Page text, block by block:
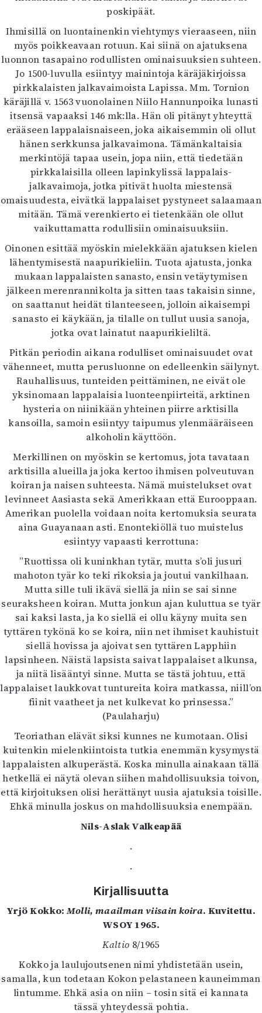
poskipäät.
Ihmisillä on luontainenkin viehtymys vieraaseen, niin
myös poikkeavaan rotuun. Kai siinä on ajatuksena
luonnon tasapaino rodullisten ominaisuuksien suhteen.
Jo 1500-luvulla esiintyy mainintoja käräjäkirjoissa
pirkkalaisten jalkavaimoista Lapissa. Mm. Tornion
käräjillä v. 1563 vuonolainen Niilo Hannunpoika lunasti
itsensä vapaaksi 146 mk:lla. Hän oli pitänyt yhteyttä
erääseen lappalaisnaiseen, joka aikaisemmin oli ollut
hänen serkkunsa jalkavaimona. Tämänkaltaisia
merkintöjä tapaa usein, jopa niin, että tiedetään
pirkkalaisilla olleen lapinkylissä lappalais-
jalkavaimoja, jotka pitivät huolta miestensä
omaisuudesta, eivätkä lappalaiset pystyneet salaamaan
mitään. Tämä verenkierto ei tietenkään ole ollut
vaikuttamatta rodullisiin ominaisuuksiin.
Oinonen esittää myöskin mielekkään ajatuksen kielen
lähentymisestä naapurikieliin. Tuota ajatusta, jonka
mukaan lappalaisten sanasto, ensin vetäytymisen
jälkeen merenrannikolta ja sitten taas takaisin sinne,
on saattanut heidät tilanteeseen, jolloin aikaisempi
sanasto ei käykään, ja tilalle on tullut uusia sanoja,
jotka ovat lainatut naapurikieliltä.
Pitkän periodin aikana rodulliset ominaisuudet ovat
vähenneet, mutta perusluonne on edelleenkin säilynyt.
Rauhallisuus, tunteiden peittäminen, ne eivät ole
yksinomaan lappalaisia luonteenpiirteitä, arktinen
hysteria on niinikään yhteinen piirre arktisilla
kansoilla, samoin esiintyy taipumus ylenmääräiseen
alkoholin käyttöön.
Merkillinen on myöskin se kertomus, jota tavataan
arktisilla alueilla ja joka kertoo ihmisen polveutuvan
koiran ja naisen suhteesta. Nämä muistelukset ovat
levinneet Aasiasta sekä Amerikkaan että Eurooppaan.
Amerikan puolella voidaan noita kertomuksia seurata
aina Guayanaan asti. Enontekiöllä tuo muistelus
esiintyy vapaasti kerrottuna:
”Ruottissa oli kuninkhan tytär, mutta s’oli jusuri
mahoton tyär ko teki rikoksia ja joutui vankilhaan.
Mutta sille tuli ikävä siellä ja niin se sai sinne
seuraksheen koiran. Mutta jonkun ajan kuluttua se tyär
sai kaksi lasta, ja ko siellä ei ollu käyny muita sen
tyttären tykönä ko se koira, niin net ihmiset kauhistuit
siellä hovissa ja ajoivat sen tyttären Lapphiin
lapsinheen. Näistä lapsista saivat lappalaiset alkunsa,
ja niitä lisääntyi sinne. Mutta se tästä johtuu, että
lappalaiset laukkovat tuntureita koira matkassa, niill’on
fiinit vaatheet ja net kulkevat ko prinsessa.”
(Paulaharju)
Teoriathan elävät siksi kunnes ne kumotaan. Olisi
kuitenkin mielenkiintoista tutkia enemmän kysymystä
lappalaisten alkuperästä. Koska minulla ainakaan tällä
hetkellä ei näytä olevan siihen mahdollisuuksia toivon,
että kirjoituksen olisi herättänyt uusia ajatuksia toisille.
Ehkä minulla joskus on mahdollisuuksia enempään.
Nils-Aslak Valkeapää
.
.
Kirjallisuutta
Yrjö Kokko:Molli, maailman viisain koira. Kuvitettu.
WSOY 1965.
Kaltio 8/1965
Kokko ja laulujoutsenen nimi yhdistetään usein,
samalla, kun todetaan Kokon pelastaneen kauneimman
lintumme. Ehkä asia on niin – tosin sitä ei kannata
tässä yhteydessä pohtia.